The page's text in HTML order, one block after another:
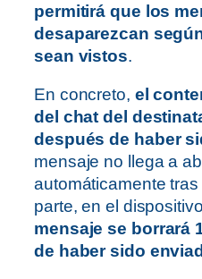
permitirá que los
desaparezcan
sean vistos.
En concreto, el
del chat del
después de haber
mensaje no llega a
automáticamente
parte, en el
mensaje se borrará
de haber sido